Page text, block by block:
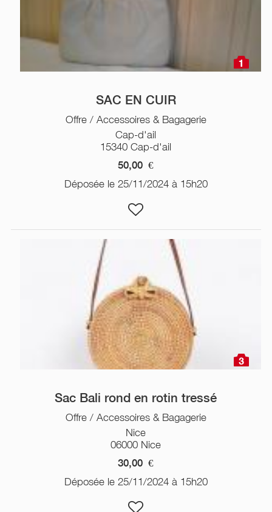
1
SAC EN CUIR
Offre / Accessoires & Bagagerie
Cap-d'ail
15340 Cap-d'ail
50,00 €
Déposée le 25/11/2024 à 15h20
3
Sac Bali rond en rotin tressé
Offre / Accessoires & Bagagerie
Nice
06000 Nice
30,00 €
Déposée le 25/11/2024 à 15h20